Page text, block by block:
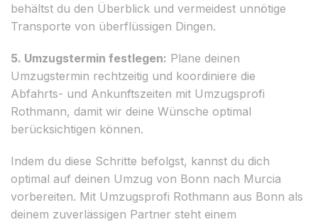
behältst du den Überblick und vermeidest unnötige
Transporte von überflüssigen Dingen.
5. Umzugstermin festlegen: Plane deinen
Umzugstermin rechtzeitig und koordiniere die
Abfahrts- und Ankunftszeiten mit Umzugsprofi
Rothmann, damit wir deine Wünsche optimal
berücksichtigen können.
Indem du diese Schritte befolgst, kannst du dich
optimal auf deinen Umzug von Bonn nach Murcia
vorbereiten. Mit Umzugsprofi Rothmann aus Bonn als
deinem zuverlässigen Partner steht einem